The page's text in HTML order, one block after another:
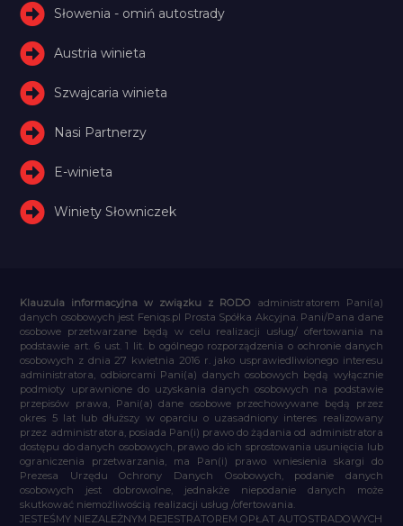
Słowenia - omiń autostrady
Austria winieta
Szwajcaria winieta
Nasi Partnerzy
E-winieta
Winiety Słowniczek
Klauzula informacyjna w związku z RODO administratorem Pani(a)
danych osobowych jest Feniqs.pl Prosta Spółka Akcyjna. Pani/Pana dane
osobowe przetwarzane będą w celu realizacji usług/ ofertowania na
podstawie art. 6 ust. 1 lit. b ogólnego rozporządzenia o ochronie danych
osobowych z dnia 27 kwietnia 2016 r. jako usprawiedliwionego interesu
administratora, odbiorcami Pani(a) danych osobowych będą wyłącznie
podmioty uprawnione do uzyskania danych osobowych na podstawie
przepisów prawa, Pani(a) dane osobowe przechowywane będą przez
okres 5 lat lub dłuższy w oparciu o uzasadniony interes realizowany
przez administratora, posiada Pan(i) prawo do żądania od administratora
dostępu do danych osobowych, prawo do ich sprostowania usunięcia lub
ograniczenia przetwarzania, ma Pan(i) prawo wniesienia skargi do
Prezesa Urzędu Ochrony Danych Osobowych, podanie danych
osobowych jest dobrowolne, jednakże niepodanie danych może
skutkować niemożliwością realizacji usług /ofertowania.
JESTEŚMY NIEZALEŻNYM REJESTRATOREM OPŁAT AUTOSTRADOWYCH